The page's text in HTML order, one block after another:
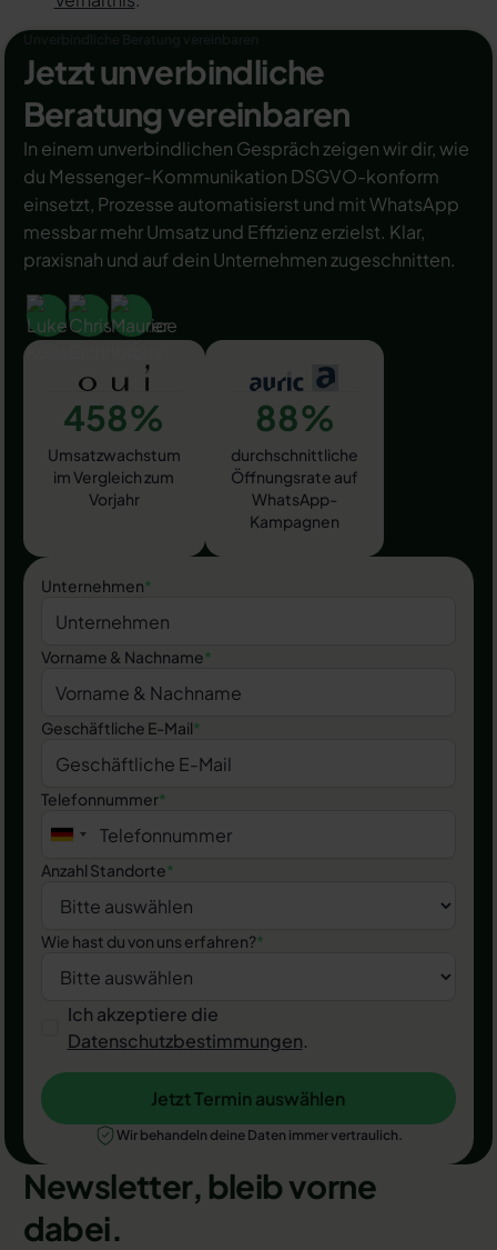
Jetzt unverbindliche
Beratung vereinbaren
In einem unverbindlichen Gespräch zeigen wir dir, wie
du Messenger-Kommunikation DSGVO-konform
einsetzt, Prozesse automatisierst und mit WhatsApp
messbar mehr Umsatz und Effizienz erzielst. Klar,
praxisnah und auf dein Unternehmen zugeschnitten.
458%
Umsatzwachstum
im Vergleich zum
Vorjahr
88%
durchschnittliche
Öffnungsrate auf
WhatsApp-
Kampagnen
Unternehmen*
Vorname & Nachname*
Geschäftliche E-Mail*
Telefonnummer*
Anzahl Standorte*
Wie hast du von uns erfahren?*
Ich akzeptiere die
Datenschutzbestimmungen.
Jetzt Termin auswählen
Jetzt Termin auswählen
Wir behandeln deine Daten immer vertraulich.
Newsletter, bleib vorne
dabei.